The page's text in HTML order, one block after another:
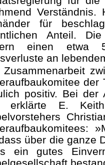
für
Anteil.
einen etwa
an
Zusammenarbeit
der
positiv. Bei der
erklärte E.
über die ganze
ein gutes